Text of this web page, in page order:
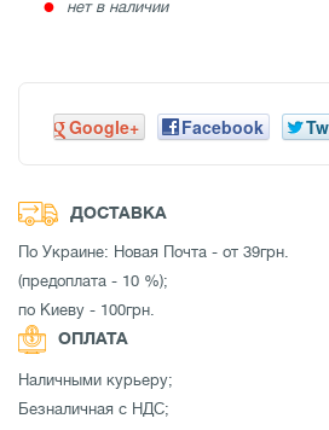
● нет в наличии
Google+ Facebook
ДОСТАВКА
По Украине: Новая Почта - от 39грн.
(предоплата - 10 %);
по Киеву - 100грн.
ОПЛАТА
Наличными курьеру;
Безналичная с НДС;